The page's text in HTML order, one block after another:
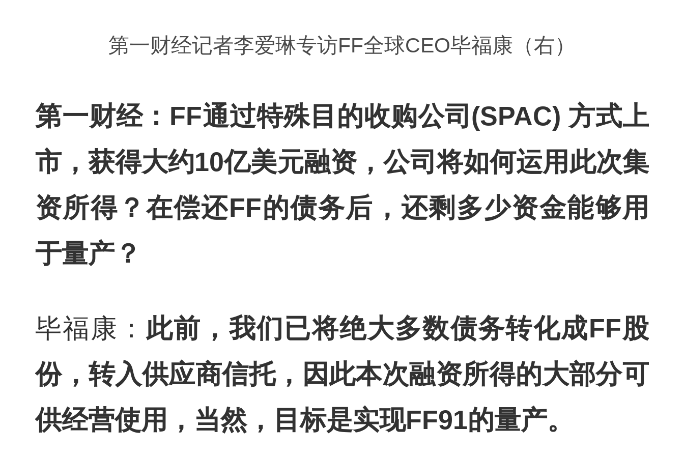
第一财经记者李爱琳专访FF全球CEO毕福康（右）
第一财经：FF通过特殊目的收购公司(SPAC) 方式上
市，获得大约10亿美元融资，公司将如何运用此次集
资所得？在偿还FF的债务后，还剩多少资金能够用
于量产？
毕福康： 此前，我们已将绝大多数债务转化成FF股
份，转入供应商信托，因此本次融资所得的大部分可
供经营使用，当然，目标是实现FF91的量产。